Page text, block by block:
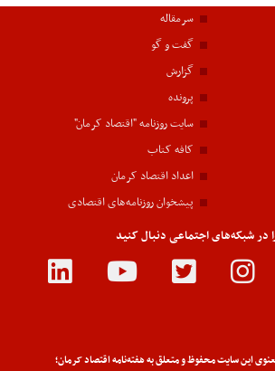
سرمقاله
گفت و گو
گزارش
پرونده
سایت روزنامه "اقتصاد کرمان"
کافه کتاب
اعداد اقتصاد کرمان
پیشخوان روزنامه‌های اقتصادی
در شبکه‌های اجتماعی دنبال کنید
این سایت محفوظ و متعلق به هفته‌نامه اقتصاد کرمان؛